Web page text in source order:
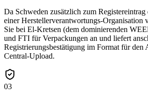
Da Schweden zusätzlich zum
einer Herstellerverantwortungs-Organisation
Sie bei El-Kretsen (dem dominierenden
und FTI für Verpackungen an und liefert
Registrierungsbestätigung im Format für den
Central-Upload.
03